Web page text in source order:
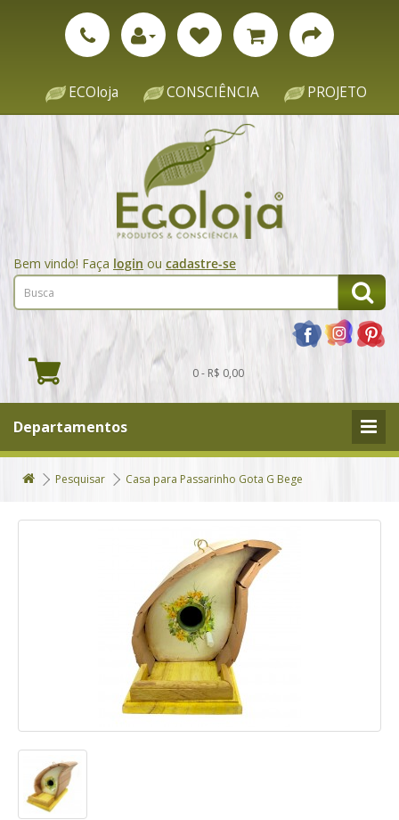
ECOloja CONSCIÊNCIA PROJETO
Bem vindo! Faça login ou cadastre-se
0 - R$ 0,00
Departamentos
Pesquisar Casa para Passarinho Gota G Bege